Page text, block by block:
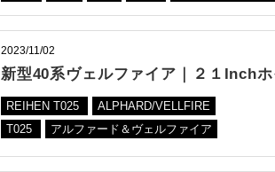
2023/11/02
新型40系ヴェルファイア｜２１Inch
REIHEN T025
ALPHARD/VELLFIRE
T025
アルファード＆ヴェルファイア